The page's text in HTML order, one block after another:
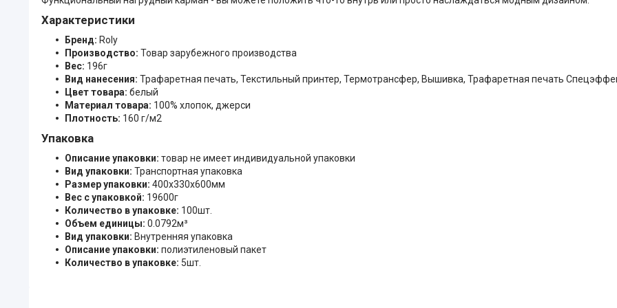
Характеристики
Бренд: Roly
Производство: Товар зарубежного производства
Вес: 196г
Вид нанесения: Трафаретная печать, Текстильный принтер, Термотрансфер, Вышивка, Трафаретная печать
Цвет товара: белый
Материал товара: 100% хлопок, джерси
Плотность: 160 г/м2
Упаковка
Описание упаковки: товар не имеет индивидуальной упаковки
Вид упаковки: Транспортная упаковка
Размер упаковки: 400x330x600мм
Вес с упаковкой: 19600г
Количество в упаковке: 100шт.
Объем единицы: 0.0792м³
Вид упаковки: Внутренняя упаковка
Описание упаковки: полиэтиленовый пакет
Количество в упаковке: 5шт.